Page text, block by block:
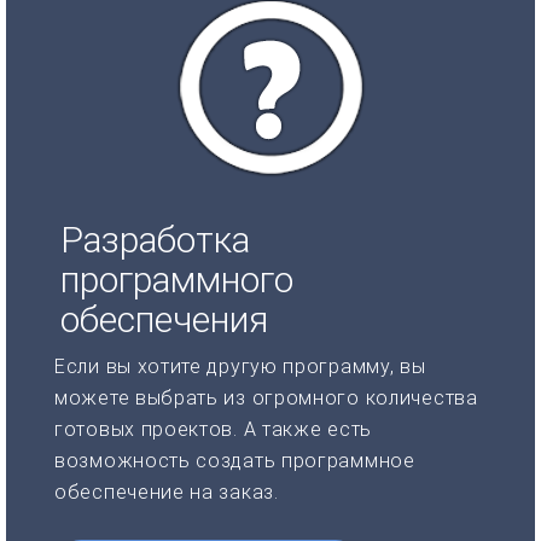
Разработка
программного
обеспечения
Если вы хотите другую программу, вы
можете выбрать из огромного количества
готовых проектов. А также есть
возможность создать программное
обеспечение на заказ.